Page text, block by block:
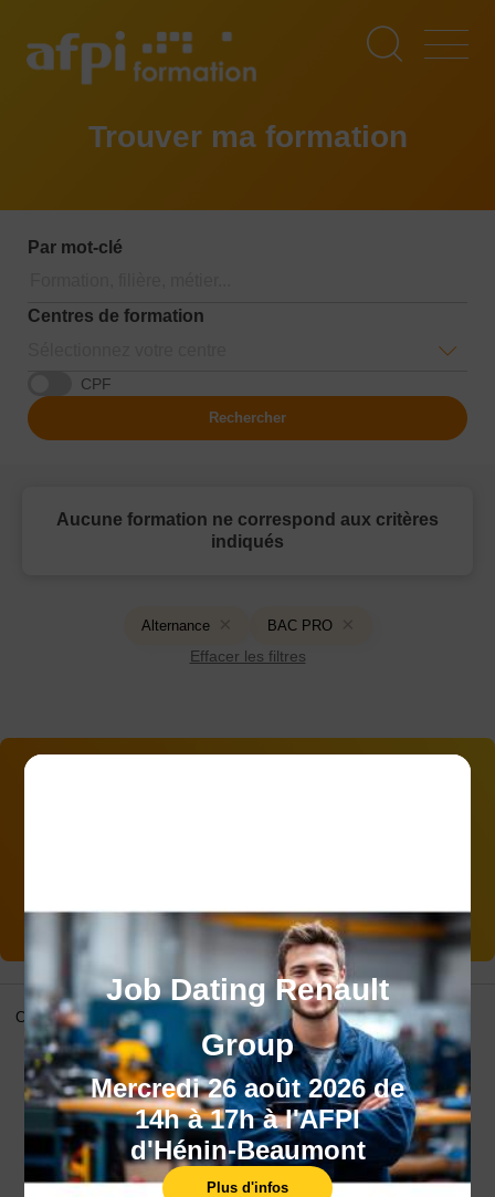
contenu
Job Dating Renault
Group
Mercredi 26 août 2026 de
14h à 17h à l'AFPI
d'Hénin-Beaumont
Plus d'infos
Trouver ma formation
Par mot-clé
Centres de formation
CPF
Rechercher
Aucune formation ne correspond aux critères
indiqués
Alternance BAC PRO
Effacer les filtres
Contactez-nous
Certifications